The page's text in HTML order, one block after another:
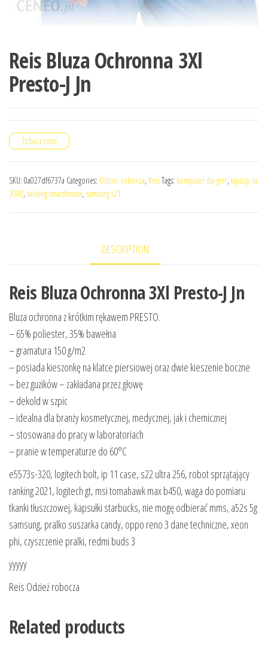
Reis Bluza Ochronna 3Xl
Presto-J Jn
Zobacz cenę
SKU: 0a027df6737a Categories: Odzież robocza, ReisTags: komputer do gier, laptop za
3000, ranking smartfonow, samsung s21
DESCRIPTION
Reis Bluza Ochronna 3Xl Presto-J Jn
Bluza ochronna z krótkim rękawem PRESTO.
– 65% poliester, 35% bawełna
– gramatura 150 g/m2
– posiada kieszonkę na klatce piersiowej oraz dwie kieszenie boczne
– bez guzików – zakładana przez głowę
– dekold w szpic
– idealna dla branży kosmetycznej, medycznej, jak i chemicznej
– stosowana do pracy w laboratoriach
– pranie w temperaturze do 60°C
e5573s-320, logitech bolt, ip 11 case, s22 ultra 256, robot sprzątający
ranking 2021, logitech gt, msi tomahawk max b450, waga do pomiaru
tkanki tłuszczowej, kapsułki starbucks, nie mogę odbierać mms, a52s 5g
samsung, pralko suszarka candy, oppo reno 3 dane techniczne, xeon
phi, czyszczenie pralki, redmi buds 3
yyyyy
Reis Odzież robocza
Related products